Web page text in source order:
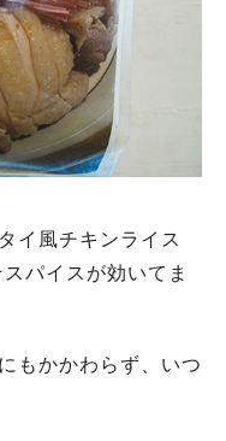
イ風チキンライス
パイスが効いてま
もかかわらず、いつ